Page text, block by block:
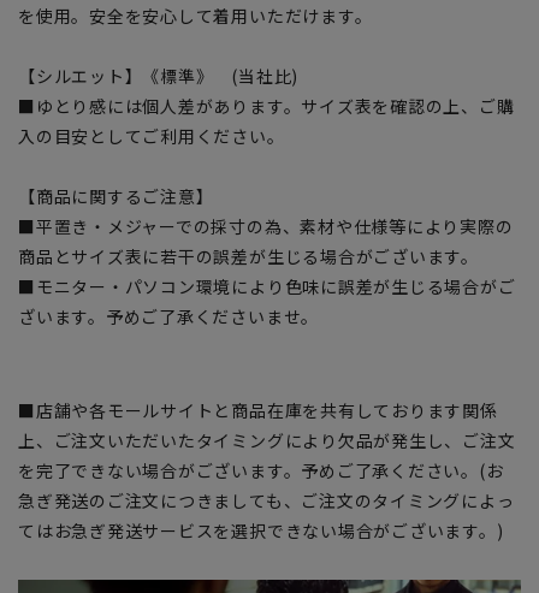
を使用。安全を安心して着用いただけます。
【シルエット】《標準》 (当社比)
■ゆとり感には個人差があります。サイズ表を確認の上、ご購
入の目安としてご利用ください。
【商品に関するご注意】
■平置き・メジャーでの採寸の為、素材や仕様等により実際の
商品とサイズ表に若干の誤差が生じる場合がございます。
■モニター・パソコン環境により色味に誤差が生じる場合がご
ざいます。予めご了承くださいませ。
■店舗や各モールサイトと商品在庫を共有しております関係
上、ご注文いただいたタイミングにより欠品が発生し、ご注文
を完了できない場合がございます。予めご了承ください。(お
急ぎ発送のご注文につきましても、ご注文のタイミングによっ
てはお急ぎ発送サービスを選択できない場合がございます。)